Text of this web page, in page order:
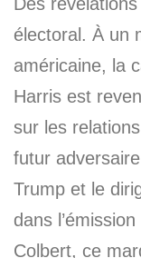
électoral. À un
américaine, la
Harris est
sur les
futur
Trump et le
dans l’émission
Colbert, ce